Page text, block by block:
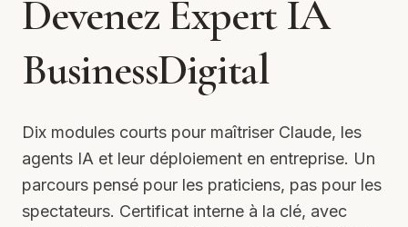
Devenez Expert IA
BusinessDigital
Dix modules courts pour maîtriser Claude, les
agents IA et leur déploiement en entreprise. Un
parcours pensé pour les praticiens, pas pour les
spectateurs. Certificat interne à la clé, avec